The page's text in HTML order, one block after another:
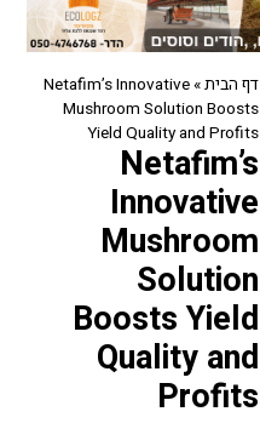
דף הבית»
Netafim’s Innovative
Mushroom Solution Boosts
Yield Quality and Profits
Netafim’s
Innovative
Mushroom
Solution
Boosts Yield
Quality and
Profits